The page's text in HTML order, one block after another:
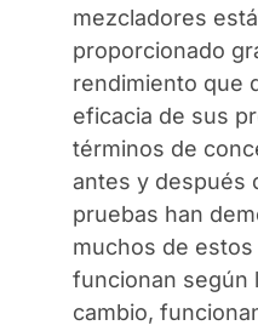
mezcladores
proporcionado
rendimiento que
eficacia de sus
términos de
antes y después
pruebas han
muchos de
funcionan según
cambio,